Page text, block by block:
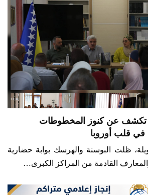
تكشف عن كنوز المخطوطات
في قلب أوروبا
ظلت البوسنة والهرسك بوابة حضارية
القادمة من المراكز الكبرى…